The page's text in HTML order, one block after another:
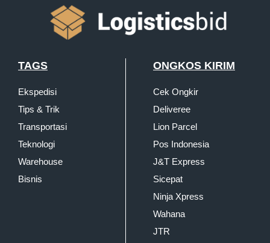
TAGS
Ekspedisi
Tips & Trik
Transportasi
Teknologi
Warehouse
Bisnis
ONGKOS KIRIM
Cek Ongkir
Deliveree
Lion Parcel
Pos Indonesia
J&T Express
Sicepat
Ninja Xpress
Wahana
JTR